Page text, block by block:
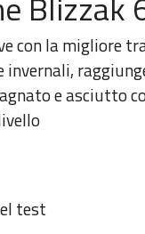
con la migliore
invernali,
e asciutto
test